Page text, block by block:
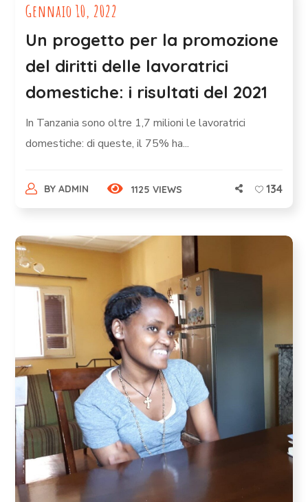
Gennaio 10, 2022
Un progetto per la promozione
del diritti delle lavoratrici
domestiche: i risultati del 2021
In Tanzania sono oltre 1,7 milioni le lavoratrici
domestiche: di queste, il 75% ha...
BY ADMIN 1125 VIEWS 134